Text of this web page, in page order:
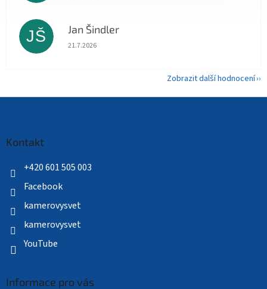
JŠ Jan Šindler
Hodnocení obchodu je 5 z 5 hvězdiček.
21.7.2026
Zobrazit další hodnocení
Kontakt
+420 601 505 003
Facebook
kamerovysvet
kamerovysvet
YouTube
Informace pro vás